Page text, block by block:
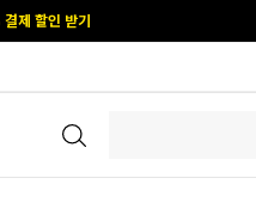
시 할인 쿠폰